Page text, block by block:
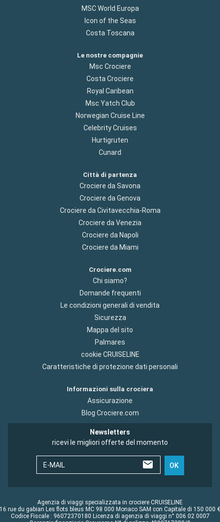
MSC World Europa
Icon of the Seas
Costa Toscana
Le nostre compagnie
Msc Crociere
Costa Crociere
Royal Caribean
Msc Yatch Club
Norwegian Cruise Line
Celebrity Cruises
Hurtigruten
Cunard
Città di partenza
Crociere da Savona
Crociere da Genova
Crociere da Civitavecchia-Roma
Crociere da Venezia
Crociere da Napoli
Crociere da Miami
Crociere.com
Chi siamo?
Domande frequenti
Le condizioni generali di vendita
Sicurezza
Mappa del sito
Palmares
cookie CRUISELINE
Caratteristiche di protezione dati personali
Informazioni sulla crociera
Assicurazione
Blog Crociere.com
Newsletters
ricevi le migliori offerte del momento
E-MAIL OK
Agenzia di viaggi specializzata in crociere CRUISELINE
16 rue du gabian Les flots bleus MC 98 000 Monaco SAM con Capitale di 150 000 €
Codice Fiscale : 96072370180 Licenza di agenzia di viaggi n° 006 02 0007